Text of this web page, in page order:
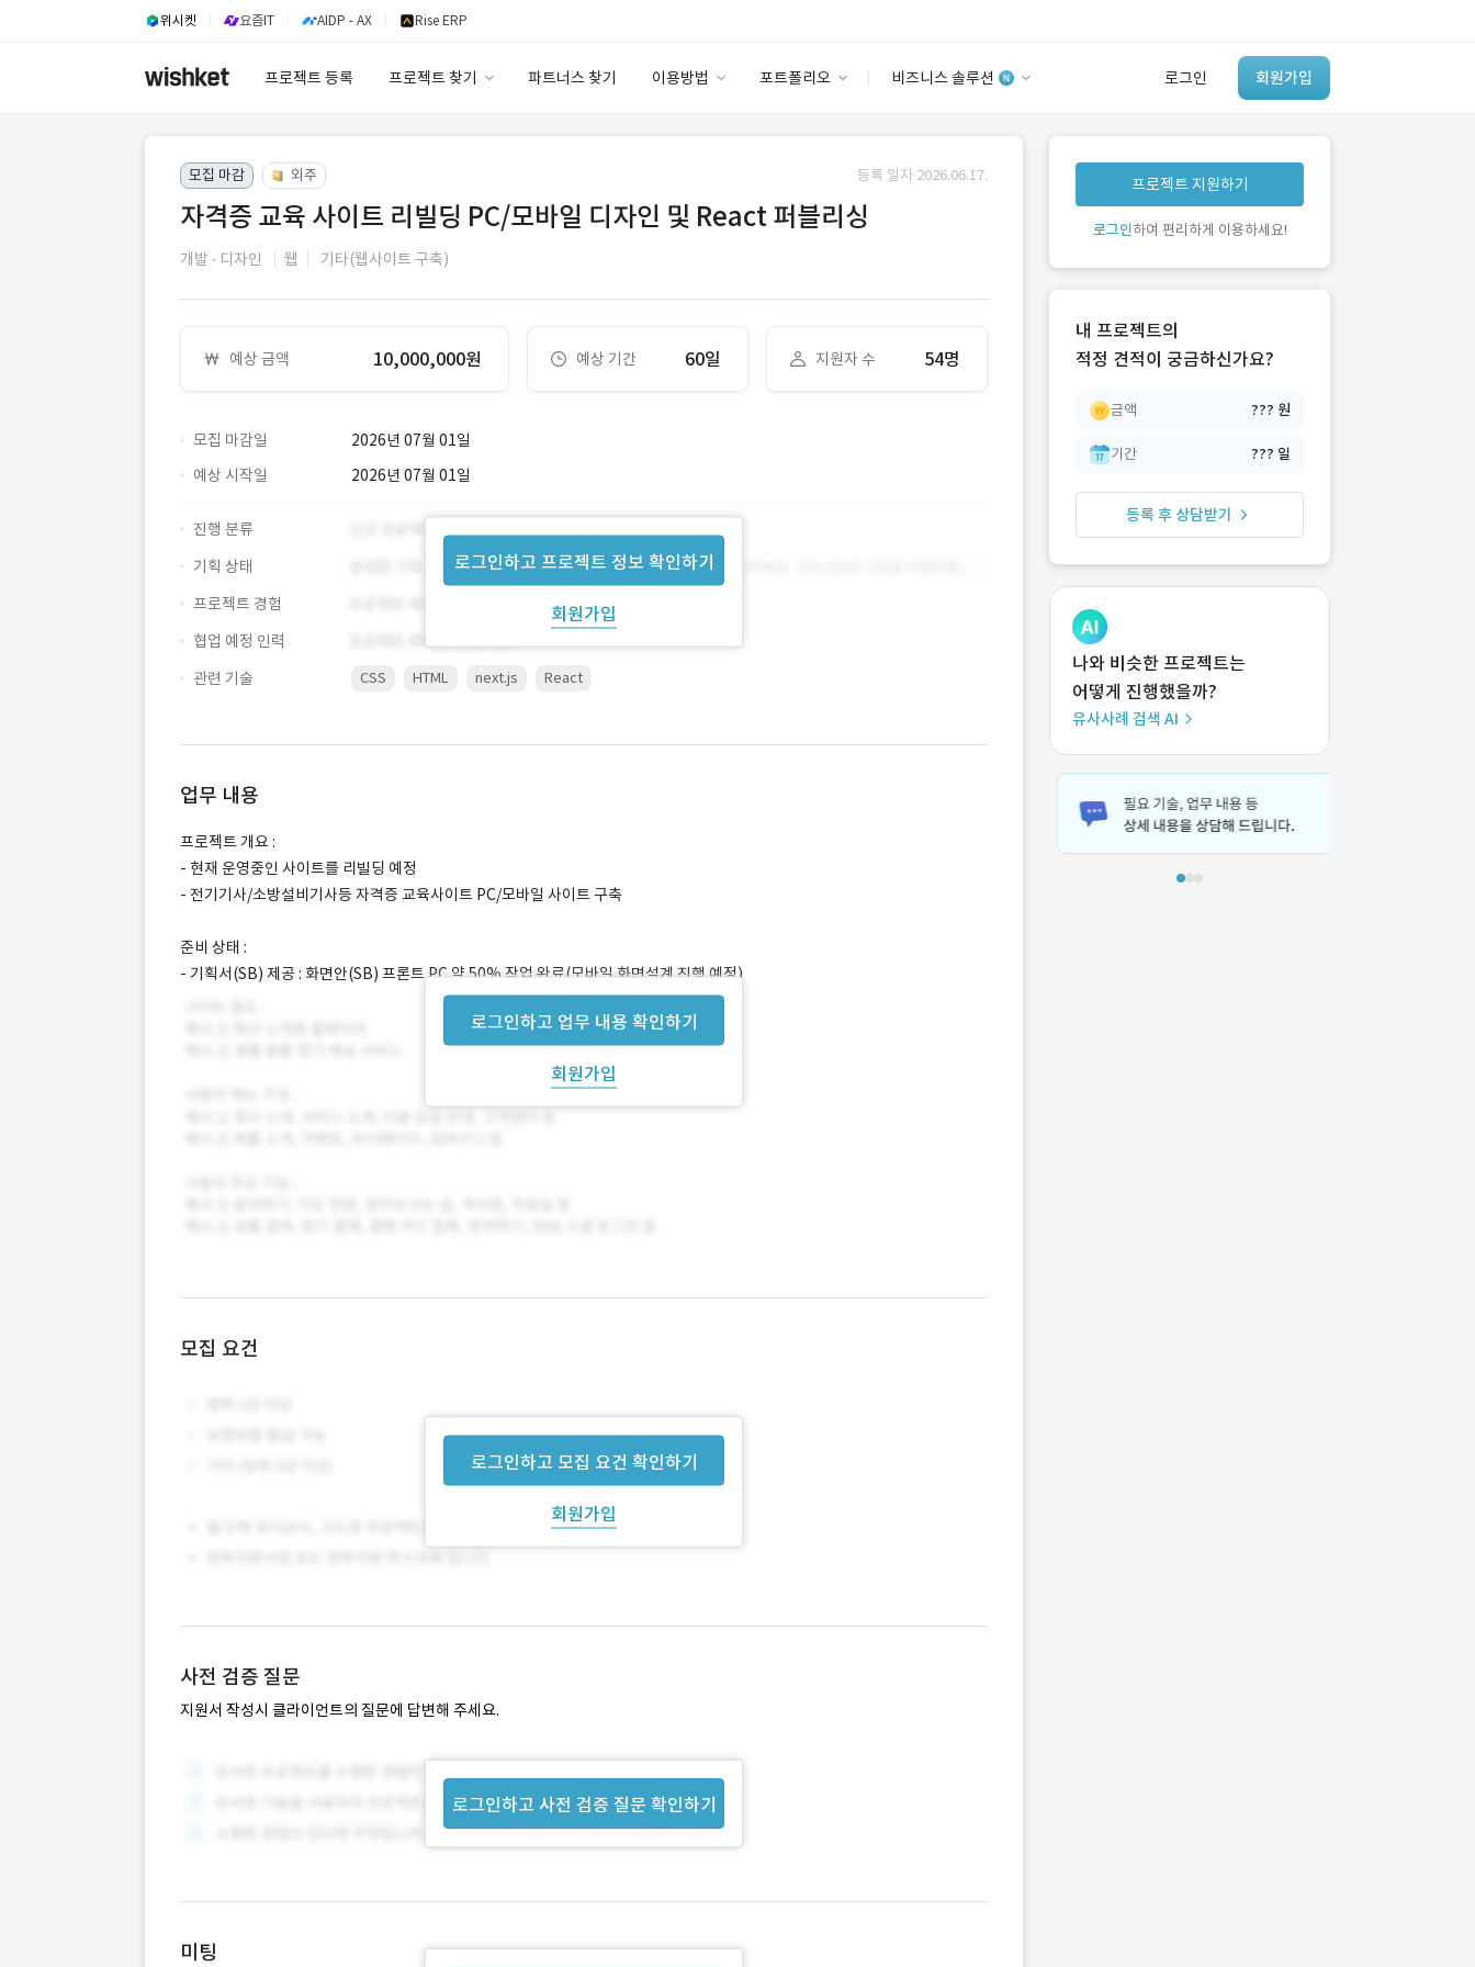
위시켓 요즘IT AIDP - AX Rise ERP
프로젝트 등록 프로젝트 찾기 파트너스 찾기 이용방법 포트폴리오 비즈니스 솔루션 로그인 회원가입
이용요금
고객센터
안심 코드 케어
유사사례 검색 AI
‘이런 거’ 만들어본
개발 회사 있어?
모집 마감 외주 등록 일자 2026.06.17.
자격증 교육 사이트 리빌딩 PC/모바일 디자인 및 React 퍼블리싱
개발 디자인 웹 기타(웹사이트 구축)
예상 금액 10,000,000원 예상 기간 60일 지원자 수 54명
모집 마감일 2026년 07월 01일
로그인하고 프로젝트 정보 확인하기
회원가입
예상 시작일 2026년 07월 01일
진행 분류
기획 상태
프로젝트 경험
협업 예정 인력
관련 기술
CSS HTML next.js React
업무 내용
로그인하고 업무 내용 확인하기
회원가입
프로젝트 개요 :
- 현재 운영중인 사이트를 리빌딩 예정
- 전기기사/소방설비기사등 자격증 교육사이트 PC/모바일 사이트 구축
준비 상태 :
- 기획서(SB) 제공 : 화면안(SB) 프론트 PC 약 50% 작업 완료(모바일 화면설계 진행 예정)
모집 요건
로그인하고 모집 요건 확인하기
회원가입
사전 검증 질문
지원서 작성시 클라이언트의 질문에 답변해 주세요.
로그인하고 사전 검증 질문 확인하기
미팅
프로젝트 지원하기
로그인하여 편리하게 이용하세요!
내 프로젝트의
적정 견적이 궁금하신가요?
금액 ??? 원
기간 ??? 일
등록 후 상담받기
나와 비슷한 프로젝트는
어떻게 진행했을까?
유사사례 검색 AI